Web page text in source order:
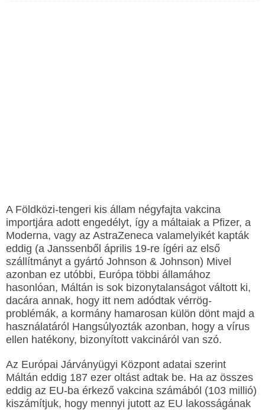
A Földközi-tengeri kis állam négyfajta vakcina
importjára adott engedélyt, így a máltaiak a Pfizer, a
Moderna, vagy az AstraZeneca valamelyikét kapták
eddig (a Janssenből április 19-re ígéri az első
szállítmányt a gyártó Johnson & Johnson) Mivel
azonban ez utóbbi, Európa többi államához
hasonlóan, Máltán is sok bizonytalanságot váltott ki,
dacára annak, hogy itt nem adódtak vérrög-
problémák, a kormány hamarosan külön dönt majd a
használatáról Hangsúlyozták azonban, hogy a vírus
ellen hatékony, bizonyított vakcináról van szó.
Az Európai Járványügyi Központ adatai szerint
Máltán eddig 187 ezer oltást adtak be. Ha az összes
eddig az EU-ba érkező vakcina számából (103 millió)
kiszámítjuk, hogy mennyi jutott az EU lakosságának